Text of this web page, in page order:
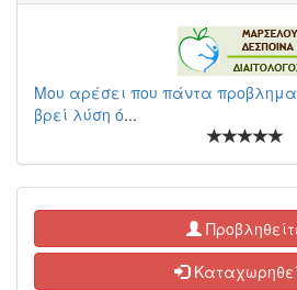
Μου αρέσει που πάντα
βρεί λύση ό...